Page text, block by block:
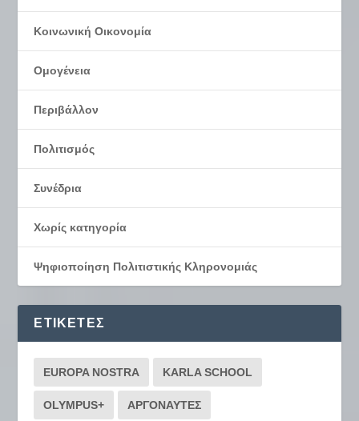
Κοινωνική Οικονομία
Ομογένεια
Περιβάλλον
Πολιτισμός
Συνέδρια
Χωρίς κατηγορία
Ψηφιοποίηση Πολιτιστικής Κληρονομιάς
ΕΤΙΚΈΤΕΣ
EUROPA NOSTRA KARLA SCHOOL
OLYMPUS+ ΑΡΓΟΝΑΥΤΕΣ